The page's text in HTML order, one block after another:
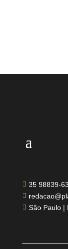
 35 98839-

 São Paulo |